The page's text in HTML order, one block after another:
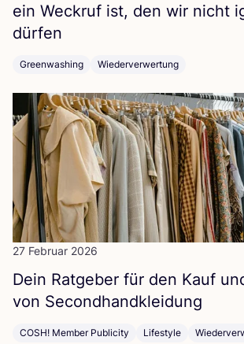
ein Weck­ruf ist, den wir nicht
dürfen
Greenwashing Wiederverwertung
27 Februar 2026
Dein Rat­ge­ber für den Kauf
von Secondhandkleidung
COSH! Member Publicity Lifestyle